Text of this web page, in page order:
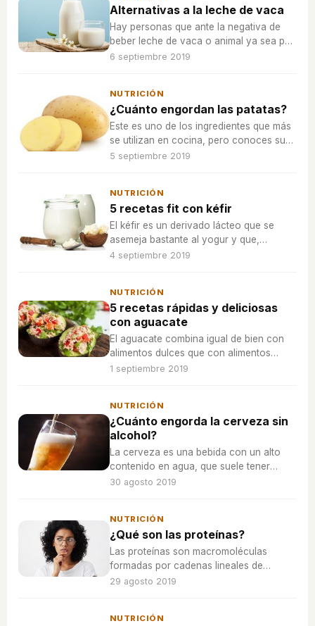
Alternativas a la leche de vaca
Hay personas que ante la negativa de
beber leche de vaca o animal ya sea por
voluntad propia o por intolerancia,
6 septiembre 2019
NUTRICIÓN
¿Cuánto engordan las patatas?
Este es uno de los ingredientes que más
se utilizan en cocina, pero conoces sus
valores nutricionales. Un alimento que
5 septiembre 2019
NUTRICIÓN
5 recetas fit con kéfir
El kéfir es un derivado lácteo que se
asemeja bastante al yogur y que,
además de tener muchos beneficios para
4 septiembre 2019
NUTRICIÓN
5 recetas rápidas y deliciosas
con aguacate
El aguacate combina igual de bien con
alimentos dulces que con alimentos
salados, por lo que sirve para infinidad
1 septiembre 2019
NUTRICIÓN
¿Cuánto engorda la cerveza sin
alcohol?
La cerveza es una bebida con un alto
contenido en agua, que suele tener
aproximadamente un 5% de alcohol, lo
deshidratación.
30 agosto 2019
NUTRICIÓN
¿Qué son las proteínas?
Las proteínas son macromoléculas
formadas por cadenas lineales de
aminoácidos. El consumo de proteínas
29 agosto 2019
NUTRICIÓN